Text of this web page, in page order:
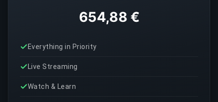
654,88 €
Everything in Priority
Live Streaming
Watch & Learn